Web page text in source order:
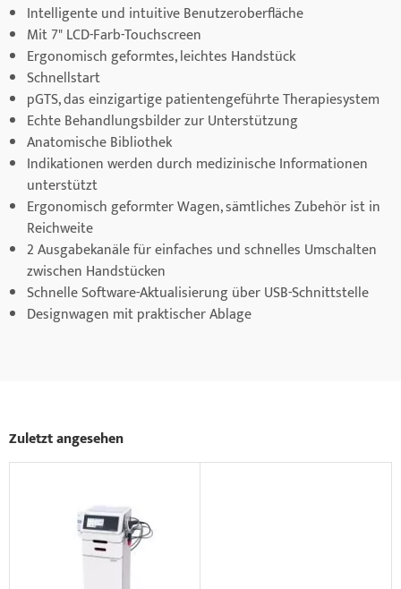
Intelligente und intuitive Benutzeroberfläche
Mit 7" LCD-Farb-Touchscreen
Ergonomisch geformtes, leichtes Handstück
Schnellstart
pGTS, das einzigartige patientengeführte Therapiesystem
Echte Behandlungsbilder zur Unterstützung
Anatomische Bibliothek
Indikationen werden durch medizinische Informationen
unterstützt
Ergonomisch geformter Wagen, sämtliches Zubehör ist in
Reichweite
2 Ausgabekanäle für einfaches und schnelles Umschalten
zwischen Handstücken
Schnelle Software-Aktualisierung über USB-Schnittstelle
Designwagen mit praktischer Ablage
Zuletzt angesehen